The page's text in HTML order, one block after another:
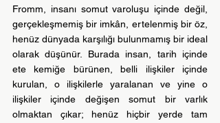
Fromm, insanı somut varoluşu içinde değil,
gerçekleşmemiş bir imkân, ertelenmiş bir öz,
henüz dünyada karşılığı bulunmamış bir ideal
olarak düşünür. Burada insan, tarih içinde
ete kemiğe bürünen, belli ilişkiler içinde
kurulan, o ilişkilerle yaralanan ve yine o
ilişkiler içinde değişen somut bir varlık
olmaktan çıkar; henüz hiçbir yerde tam